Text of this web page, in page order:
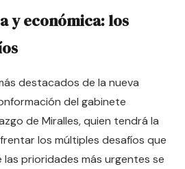
y económica: los
destacados de la nueva
del gabinete
de Miralles, quien tendrá la
los múltiples desafíos que
las prioridades más urgentes se